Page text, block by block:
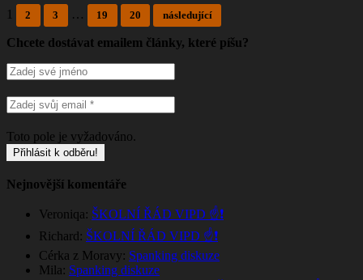
1
2 3 … 19 20 následující
Chcete dostávat emailem články, které píšu?
Toto pole je vyžadováno.
Nejnovější komentáře
Veroniqa: ŠKOLNÍ ŘÁD VIPD ☝️❗
Richard: ŠKOLNÍ ŘÁD VIPD ☝️❗
Cérka z Moravy: Spanking diskuze
Mila: Spanking diskuze